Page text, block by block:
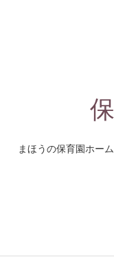
まほうの保育園ホー